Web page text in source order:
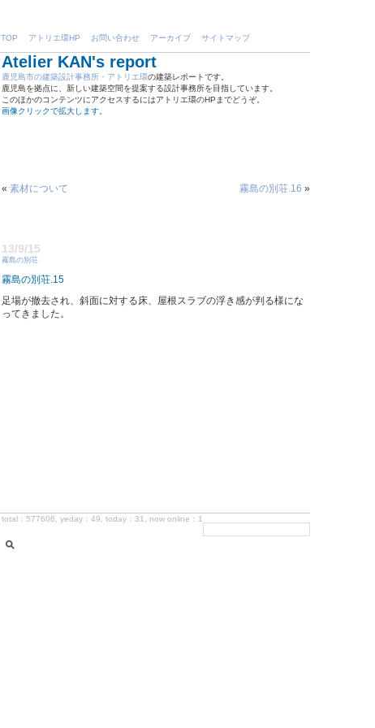
TOP アトリエ環HP お問い合わせ アーカイブ サイトマップ
Atelier KAN's report
鹿児島市の建築設計事務所・アトリエ環の建築レポートです。
鹿児島を拠点に、新しい建築空間を提案する設計事務所を目指しています。
このほかのコンテンツにアクセスするにはアトリエ環のHPまでどうぞ。
画像クリックで拡大します。
« 素材について 霧島の別荘.16 »
13/9/15
霧島の別荘
霧島の別荘.15
足場が撤去され、斜面に対する床、屋根スラブの浮き感が判る様にな
ってきました。
total：577606, yeday：49, today：31, now online：1